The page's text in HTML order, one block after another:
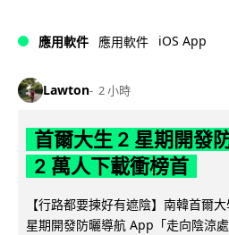
應用軟件 應用軟件 iOS App
Lawton 2 小時
首爾大生 2 星期開發
2 萬人下載衝榜首
【行路都要揀好有遮陰】南韓首爾
星期開發防曬導航 App「走向陰涼